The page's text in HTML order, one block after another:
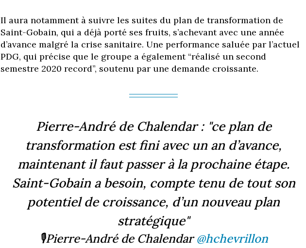
Il aura notamment à suivre les suites du plan de transformation de
Saint-Gobain, qui a déjà porté ses fruits, s’achevant avec une année
d’avance malgré la crise sanitaire. Une performance saluée par l’actuel
PDG, qui précise que le groupe a également “réalisé un second
semestre 2020 record”, soutenu par une demande croissante.
Pierre-André de Chalendar : "ce plan de
transformation est fini avec un an d’avance,
maintenant il faut passer à la prochaine étape.
Saint-Gobain a besoin, compte tenu de tout son
potentiel de croissance, d’un nouveau plan
stratégique"
🎙Pierre-André de Chalendar@hchevrillon